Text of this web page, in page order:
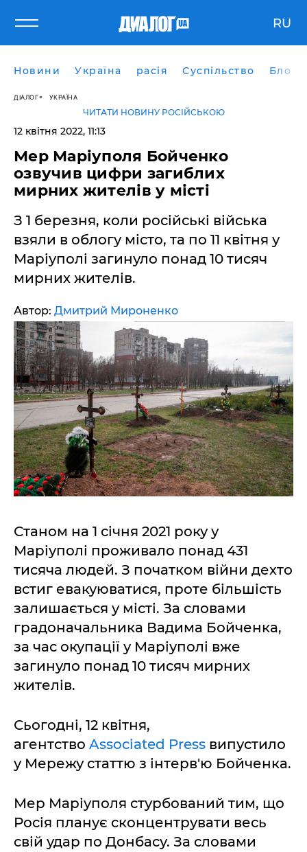
RU
Новини Україна расія Суспільство Блоги
ДІАЛОГ УКРАЇНА
ЧИТАТИ НОВИНУ РОСІЙСЬКОЮ
12 квітня 2022, 11:13
Мер Маріуполя Бойченко
озвучив цифри загиблих
мирних жителів у місті
З 1 березня, коли російські війська
взяли в облогу місто, та по 11 квітня у
Маріуполі загинуло понад 10 тисяч
мирних жителів.
Автор: Дмитрий Мироненко
Станом на 1 січня 2021 року у
Маріуполі проживало понад 431
тисяча людей. З початком війни дехто
встиг евакуюватися, проте більшість
залишається у місті. За словами
градоначальника Вадима Бойченка,
за час окупації у Маріуполі вже
загинуло понад 10 тисяч мирних
жителів.
Сьогодні, 12 квітня,
агентство Associated Press випустило
у Мережу статтю з інтерв'ю Бойченка.
Мер Маріуполя стурбований тим, що
Росія планує сконцентрувати весь
свій удар по Донбасу. За словами